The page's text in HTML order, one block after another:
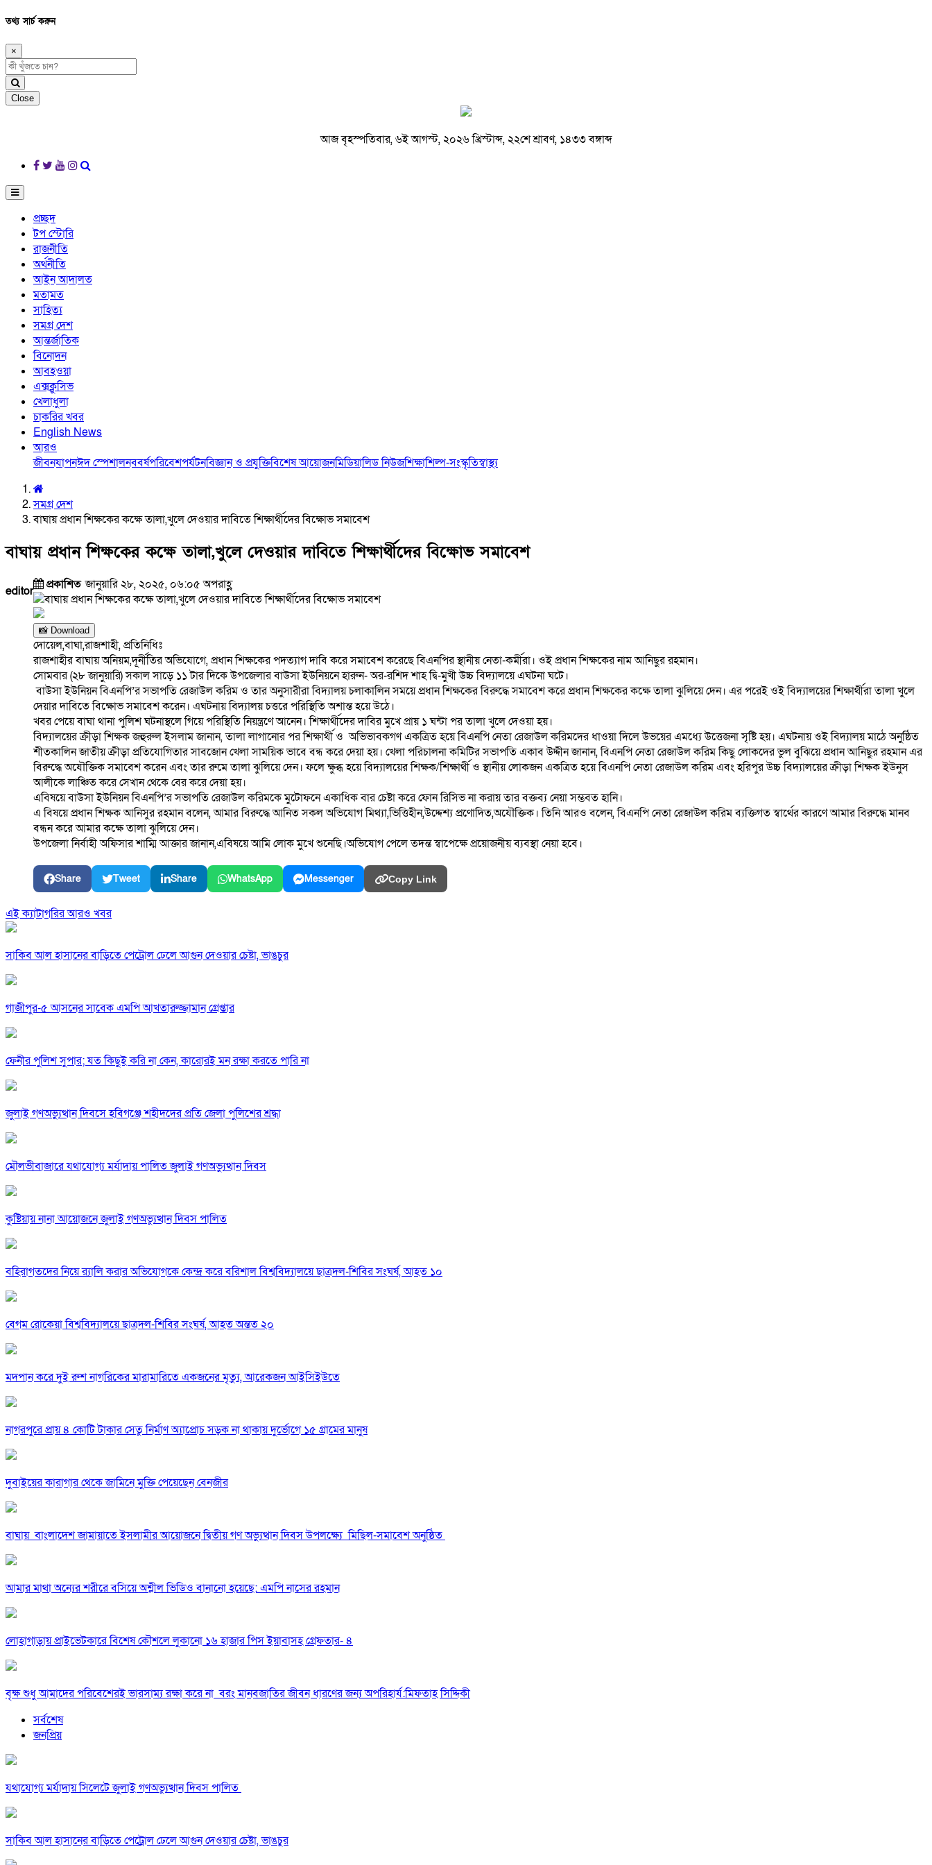
তথ্য সার্চ করুন
×
Close
আজ বৃহস্পতিবার, ৬ই আগস্ট, ২০২৬ খ্রিস্টাব্দ, ২২শে শ্রাবণ, ১৪৩৩ বঙ্গাব্দ
প্রচ্ছদ
টপ স্টোরি
রাজনীতি
অর্থনীতি
আইন আদালত
মতামত
সাহিত্য
সমগ্র দেশ
আন্তর্জাতিক
বিনোদন
আবহওয়া
এক্সক্লুসিভ
খেলাধুলা
চাকরির খবর
English News
আরও
জীবনযাপনঈদ স্পেশালনববর্ষপরিবেশপর্যটনবিজ্ঞান ও প্রযুক্তিবিশেষ আয়োজনমিডিয়ালিড নিউজশিক্ষাশিল্প-সংস্কৃতিস্বাস্থ্য
সমগ্র দেশ
বাঘায় প্রধান শিক্ষকের কক্ষে তালা,খুলে দেওয়ার দাবিতে শিক্ষার্থীদের বিক্ষোভ সমাবেশ
বাঘায় প্রধান শিক্ষকের কক্ষে তালা,খুলে দেওয়ার দাবিতে শিক্ষার্থীদের বিক্ষোভ সমাবেশ
editor প্রকাশিতজানুয়ারি ২৮, ২০২৫, ০৬:০৫ অপরাহ্ণ
📸 Download
দোয়েল,বাঘা,রাজশাহী, প্রতিনিধিঃ
রাজশাহীর বাঘায় অনিয়ম,দূর্নীতির অভিযোগে, প্রধান শিক্ষকের পদত্যাগ দাবি করে সমাবেশ করেছে বিএনপির স্থানীয় নেতা-কর্মীরা। ওই প্রধান শিক্ষকের নাম আনিছুর রহমান।
সোমবার (২৮ জানুয়ারি) সকাল সাড়ে ১১ টার দিকে উপজেলার বাউসা ইউনিয়নে হারুন- অর-রশিদ শাহ দ্বি-মুখী উচ্চ বিদ্যালয়ে এঘটনা ঘটে।
বাউসা ইউনিয়ন বিএনপি’র সভাপতি রেজাউল করিম ও তার অনুসারীরা বিদ্যালয় চলাকালিন সময়ে প্রধান শিক্ষকের বিরুদ্ধে সমাবেশ করে প্রধান শিক্ষকের কক্ষে তালা ঝুলিয়ে দেন। এর পরেই ওই বিদ্যালয়ের শিক্ষার্থীরা তালা খুলে
দেয়ার দাবিতে বিক্ষোভ সমাবেশ করেন। এঘটনায় বিদ্যালয় চত্তরে পরিস্থিতি অশান্ত হয়ে উঠে।
খবর পেয়ে বাঘা থানা পুলিশ ঘটনাস্থলে গিয়ে পরিস্থিতি নিয়ন্ত্রণে আনেন। শিক্ষার্থীদের দাবির মুখে প্রায় ১ ঘন্টা পর তালা খুলে দেওয়া হয়।
বিদ্যালয়ের ক্রীড়া শিক্ষক জহুরুল ইসলাম জানান, তালা লাগানোর পর শিক্ষার্থী ও অভিভাবকগণ একত্রিত হয়ে বিএনপি নেতা রেজাউল করিমদের ধাওয়া দিলে উভয়ের এমধ্যে উত্তেজনা সৃষ্টি হয়। এঘটনায় ওই বিদ্যালয় মাঠে অনুষ্ঠিত
শীতকালিন জাতীয় ক্রীড়া প্রতিযোগিতার সাবজোন খেলা সাময়িক ভাবে বন্ধ করে দেয়া হয়। খেলা পরিচালনা কমিটির সভাপতি একাব উদ্দীন জানান, বিএনপি নেতা রেজাউল করিম কিছু লোকদের ভুল বুঝিয়ে প্রধান আনিছুর রহমান এর
বিরুদ্ধে অযৌক্তিক সমাবেশ করেন এবং তার রুমে তালা ঝুলিয়ে দেন। ফলে ক্ষুব্ধ হয়ে বিদ্যালয়ের শিক্ষক/শিক্ষার্থী ও স্থানীয় লোকজন একত্রিত হয়ে বিএনপি নেতা রেজাউল করিম এবং হরিপুর উচ্চ বিদ্যালয়ের ক্রীড়া শিক্ষক ইউনুস
আলীকে লাঞ্চিত করে সেখান থেকে বের করে দেয়া হয়।
এবিষয়ে বাউসা ইউনিয়ন বিএনপি’র সভাপতি রেজাউল করিমকে মুটোফনে একাধিক বার চেষ্টা করে ফোন রিসিভ না করায় তার বক্তব্য নেয়া সম্ভবত হানি।
এ বিষয়ে প্রধান শিক্ষক আনিসুর রহমান বলেন, আমার বিরুদ্ধে আনিত সকল অভিযোগ মিথ্যা,ভিত্তিহীন,উদ্দেশ্য প্রণোদিত,অযৌক্তিক। তিনি আরও বলেন, বিএনপি নেতা রেজাউল করিম ব্যক্তিগত স্বার্থের কারণে আমার বিরুদ্ধে মানব
বন্ধন করে আমার কক্ষে তালা ঝুলিয়ে দেন।
উপজেলা নির্বাহী অফিসার শাম্মি আক্তার জানান,এবিষয়ে আমি লোক মুখে শুনেছি।অভিযোগ পেলে তদন্ত স্বাপেক্ষে প্রয়োজনীয় ব্যবস্থা নেয়া হবে।
Share Tweet Share WhatsApp Messenger Copy Link
এই ক্যাটাগরির আরও খবর
সাকিব আল হাসানের বাড়িতে পেট্রোল ঢেলে আগুন দেওয়ার চেষ্টা, ভাঙচুর
গাজীপুর-৫ আসনের সাবেক এমপি আখতারুজ্জামান গ্রেপ্তার
ফেনীর পুলিশ সুপার; যত কিছুই করি না কেন, কারোরই মন রক্ষা করতে পারি না
জুলাই গণঅভ্যুত্থান দিবসে হবিগঞ্জে শহীদদের প্রতি জেলা পুলিশের শ্রদ্ধা
মৌলভীবাজারে যথাযোগ্য মর্যাদায় পালিত জুলাই গণঅভ্যুত্থান দিবস
কুষ্টিয়ায় নানা আয়োজনে জুলাই গণঅভ্যুত্থান দিবস পালিত
বহিরাগতদের নিয়ে র‍্যালি করার অভিযোগকে কেন্দ্র করে বরিশাল বিশ্ববিদ্যালয়ে ছাত্রদল-শিবির সংঘর্ষ, আহত ১০
বেগম রোকেয়া বিশ্ববিদ্যালয়ে ছাত্রদল-শিবির সংঘর্ষ, আহত অন্তত ২০
মদপান করে দুই রুশ নাগরিকের মারামারিতে একজনের মৃত্যু, আরেকজন আইসিইউতে
নাগরপুরে প্রায় ৪ কোটি টাকার সেতু নির্মাণ অ্যাপ্রোচ সড়ক না থাকায় দুর্ভোগে ১৫ গ্রামের মানুষ
দুবাইয়ের কারাগার থেকে জামিনে মুক্তি পেয়েছেন বেনজীর
বাঘায় বাংলাদেশ জামায়াতে ইসলামীর আয়োজনে দ্বিতীয় গণ অভ্যুত্থান দিবস উপলক্ষ্যে মিছিল-সমাবেশ অনুষ্ঠিত
আমার মাথা অন্যের শরীরে বসিয়ে অশ্লীল ভিডিও বানানো হয়েছে: এমপি নাসের রহমান
লোহাগাড়ায় প্রাইভেটকারে বিশেষ কৌশলে লুকানো ১৬ হাজার পিস ইয়াবাসহ গ্রেফতার- ৪
বৃক্ষ শুধু আমাদের পরিবেশেরই ভারসাম্য রক্ষা করে না বরং মানবজাতির জীবন ধারণের জন্য অপরিহার্য:মিফতাহ সিদ্দিকী
সর্বশেষ
জনপ্রিয়
যথাযোগ্য মর্যাদায় সিলেটে জুলাই গণঅভ্যুত্থান দিবস পালিত
সাকিব আল হাসানের বাড়িতে পেট্রোল ঢেলে আগুন দেওয়ার চেষ্টা, ভাঙচুর